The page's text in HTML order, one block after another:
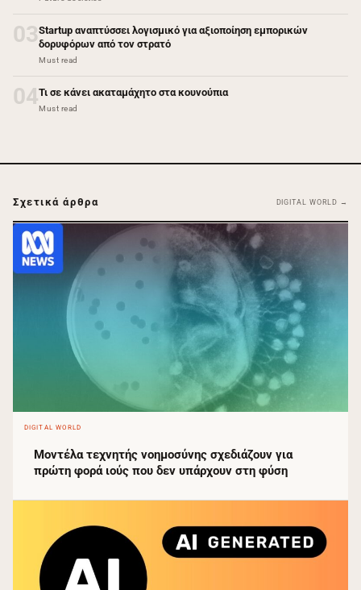
03Startup αναπτύσσει λογισμικό για αξιοποίηση εμπορικών
δορυφόρων από τον στρατό
Must read
04Τι σε κάνει ακαταμάχητο στα κουνούπια
Must read
Σχετικά άρθρα DIGITAL WORLD →
DIGITAL WORLD
Μοντέλα τεχνητής νοημοσύνης σχεδιάζουν για
πρώτη φορά ιούς που δεν υπάρχουν στη φύση